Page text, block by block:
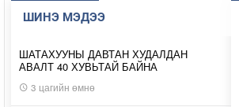
ШИНЭ МЭДЭЭ
ШАТАХУУНЫ ДАВТАН ХУДАЛДАН
АВАЛТ 40 ХУВЬТАЙ БАЙНА
3 цагийн өмнө